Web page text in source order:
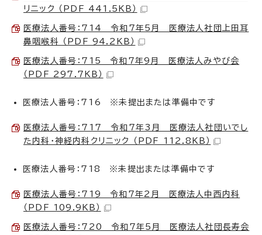
リニック （PDF 441.5KB）
医療法人番号：714 令和7年5月 医療法人社団上田耳
鼻咽喉科 （PDF 94.2KB）
医療法人番号：715 令和7年9月 医療法人みやび会
（PDF 297.7KB）
医療法人番号：716 ※未提出または準備中です
医療法人番号：717 令和7年3月 医療法人社団いでし
た内科・神経内科クリニック （PDF 112.8KB）
医療法人番号：718 ※未提出または準備中です
医療法人番号：719 令和7年2月 医療法人中西内科
（PDF 109.9KB）
医療法人番号：720 令和7年5月 医療法人社団長寿会